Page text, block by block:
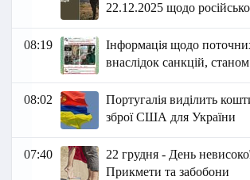
22.12.2025 щодо
08:19
Інформація щодо
внаслідок санкцій,
08:02
Португалія виділить
зброї США для України
07:40
22 грудня - День
Прикмети та забобони